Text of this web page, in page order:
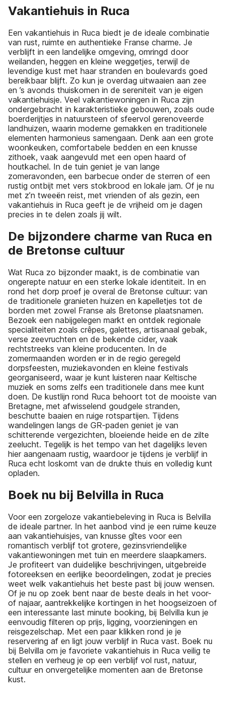
Vakantiehuis in Ruca
Een vakantiehuis in Ruca biedt je de ideale combinatie
van rust, ruimte en authentieke Franse charme. Je
verblijft in een landelijke omgeving, omringd door
weilanden, heggen en kleine weggetjes, terwijl de
levendige kust met haar stranden en boulevards goed
bereikbaar blijft. Zo kun je overdag uitwaaien aan zee
en ’s avonds thuiskomen in de sereniteit van je eigen
vakantiehuisje. Veel vakantiewoningen in Ruca zijn
ondergebracht in karakteristieke gebouwen, zoals oude
boerderijtjes in natuursteen of sfeervol gerenoveerde
landhuizen, waarin moderne gemakken en traditionele
elementen harmonieus samengaan. Denk aan een grote
woonkeuken, comfortabele bedden en een knusse
zithoek, vaak aangevuld met een open haard of
houtkachel. In de tuin geniet je van lange
zomeravonden, een barbecue onder de sterren of een
rustig ontbijt met vers stokbrood en lokale jam. Of je nu
met z’n tweeën reist, met vrienden of als gezin, een
vakantiehuis in Ruca geeft je de vrijheid om je dagen
precies in te delen zoals jij wilt.
De bijzondere charme van Ruca en
de Bretonse cultuur
Wat Ruca zo bijzonder maakt, is de combinatie van
ongerepte natuur en een sterke lokale identiteit. In en
rond het dorp proef je overal de Bretonse cultuur: van
de traditionele granieten huizen en kapelletjes tot de
borden met zowel Franse als Bretonse plaatsnamen.
Bezoek een nabijgelegen markt en ontdek regionale
specialiteiten zoals crêpes, galettes, artisanaal gebak,
verse zeevruchten en de bekende cider, vaak
rechtstreeks van kleine producenten. In de
zomermaanden worden er in de regio geregeld
dorpsfeesten, muziekavonden en kleine festivals
georganiseerd, waar je kunt luisteren naar Keltische
muziek en soms zelfs een traditionele dans mee kunt
doen. De kustlijn rond Ruca behoort tot de mooiste van
Bretagne, met afwisselend goudgele stranden,
beschutte baaien en ruige rotspartijen. Tijdens
wandelingen langs de GR-paden geniet je van
schitterende vergezichten, bloeiende heide en de zilte
zeelucht. Tegelijk is het tempo van het dagelijks leven
hier aangenaam rustig, waardoor je tijdens je verblijf in
Ruca echt loskomt van de drukte thuis en volledig kunt
opladen.
Boek nu bij Belvilla in Ruca
Voor een zorgeloze vakantiebeleving in Ruca is Belvilla
de ideale partner. In het aanbod vind je een ruime keuze
aan vakantiehuisjes, van knusse gîtes voor een
romantisch verblijf tot grotere, gezinsvriendelijke
vakantiewoningen met tuin en meerdere slaapkamers.
Je profiteert van duidelijke beschrijvingen, uitgebreide
fotoreeksen en eerlijke beoordelingen, zodat je precies
weet welk vakantiehuis het beste past bij jouw wensen.
Of je nu op zoek bent naar de beste deals in het voor-
of najaar, aantrekkelijke kortingen in het hoogseizoen of
een interessante last minute booking, bij Belvilla kun je
eenvoudig filteren op prijs, ligging, voorzieningen en
reisgezelschap. Met een paar klikken rond je je
reservering af en ligt jouw verblijf in Ruca vast. Boek nu
bij Belvilla om je favoriete vakantiehuis in Ruca veilig te
stellen en verheug je op een verblijf vol rust, natuur,
cultuur en onvergetelijke momenten aan de Bretonse
kust.